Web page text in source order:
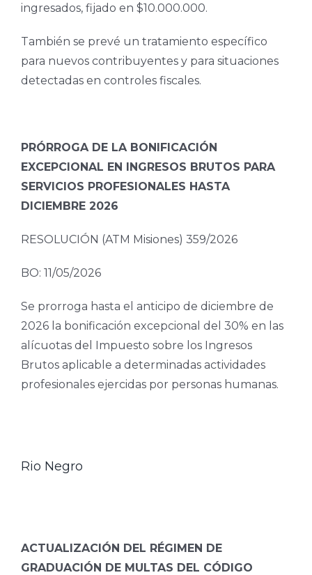
ingresados, fijado en $10.000.000.
También se prevé un tratamiento específico
para nuevos contribuyentes y para situaciones
detectadas en controles fiscales.
PRÓRROGA DE LA BONIFICACIÓN
EXCEPCIONAL EN INGRESOS BRUTOS PARA
SERVICIOS PROFESIONALES HASTA
DICIEMBRE 2026
RESOLUCIÓN (ATM Misiones) 359/2026
BO: 11/05/2026
Se prorroga hasta el anticipo de diciembre de
2026 la bonificación excepcional del 30% en las
alícuotas del Impuesto sobre los Ingresos
Brutos aplicable a determinadas actividades
profesionales ejercidas por personas humanas.
Rio Negro
ACTUALIZACIÓN DEL RÉGIMEN DE
GRADUACIÓN DE MULTAS DEL CÓDIGO